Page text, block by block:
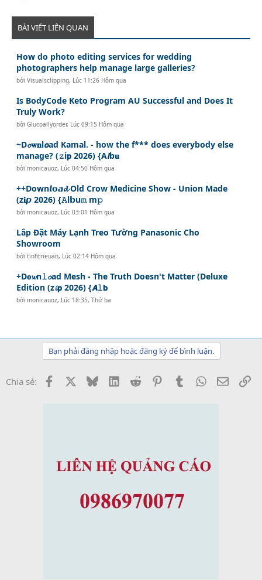
BÀI VIẾT LIÊN QUAN
How do photo editing services for wedding
photographers help manage large galleries?
bởiVisualsclipping, Lúc 11:26 Hôm qua
Is BodyCode Keto Program AU Successful and Does It
Truly Work?
bởiGlucoallyorder, Lúc 09:15 Hôm qua
~D𝓸𝐰𝐧l𝙤ad Kamal. - how the f*** does everybody else
manage? (𝚣i𝗽 2026) {A𝙡b𝐮
bởimonicauoz, Lúc 04:50 Hôm qua
++Down𝙡𝗼𝙖𝓭 Old Crow Medicine Show - Union Made
(z𝐢𝙥 2026) {𝙰l𝗯u𝚖 m𝚙
bởimonicauoz, Lúc 03:01 Hôm qua
Lắp Đặt Máy Lạnh Treo Tường Panasonic Cho
Showroom
bởitinhtrieuan, Lúc 02:14 Hôm qua
+D𝐨𝔀n𝚕𝓸ad Mesh - The Truth Doesn't Matter (Deluxe
Edition (z𝓲𝗽 2026) {𝘼𝚕𝗯
bởimonicauoz, Lúc 18:35, Thứ ba
Bạn phải đăng nhập hoặc đăng ký để bình luận.
Chia sẻ: Facebook BlueskyLinkedInReddit PinterestTumblrWhatsApp
Email